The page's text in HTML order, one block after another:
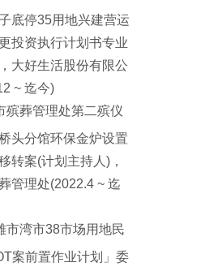
底停35用地兴建营运
投资执行计划书专业
大好生活股份有限公
~ 迄今)
殡葬管理处第二殡仪
头分馆环保金炉设置
转案(计划主持人)，
管理处(2022.4 ~ 迄
市湾市38市场用地民
案前置作业计划」委